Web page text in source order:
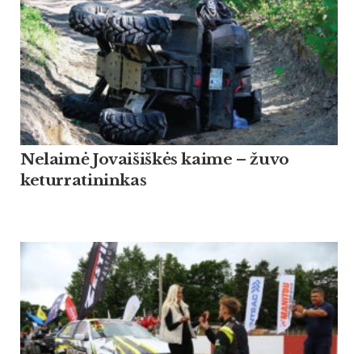
Nelaimė Jovaišiškės kaime – žuvo
keturratininkas